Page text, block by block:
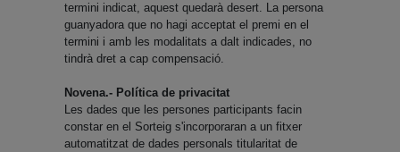
termini indicat, aquest quedarà desert. La persona
guanyadora que no hagi acceptat el premi en el
termini i amb les modalitats a dalt indicades, no
tindrà dret a cap compensació.
Novena.- Política de privacitat
Les dades que les persones participants facin
constar en el Sorteig s'incorporaran a un fitxer
automatitzat de dades personals titularitat de